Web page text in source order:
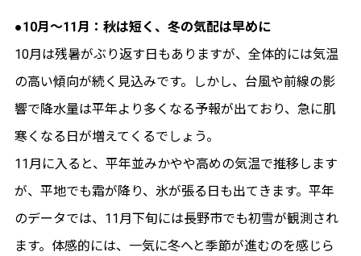
●10月～11月：秋は短く、冬の気配は早めに
10月は残暑がぶり返す日もありますが、全体的には気温
の高い傾向が続く見込みです。しかし、台風や前線の影
響で降水量は平年より多くなる予報が出ており、急に肌
寒くなる日が増えてくるでしょう。
11月に入ると、平年並みかやや高めの気温で推移します
が、平地でも霜が降り、氷が張る日も出てきます。平年
のデータでは、11月下旬には長野市でも初雪が観測され
ます。体感的には、一気に冬へと季節が進むのを感じら